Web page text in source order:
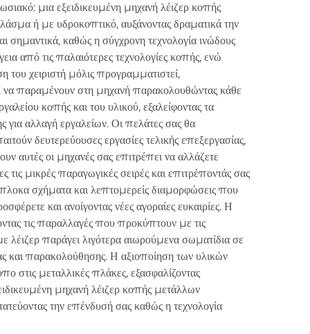
μια εξειδικευμένη μηχανή λέιζερ κοπής
ή με υδροκοπτικό, αυξάνοντας δραματικά την
σημαντικά, καθώς η σύγχρονη τεχνολογία ινώδους
από τις παλαιότερες τεχνολογίες κοπής, ενώ
χειριστή μόλις προγραμματιστεί,
να παραμένουν στη μηχανή παρακολουθώντας κάθε
κοπής και του υλικού, εξαλείφοντας τα
για αλλαγή εργαλείων. Οι πελάτες σας θα
δευτερεύουσες εργασίες τελικής επεξεργασίας,
αυτές οι μηχανές σας επιτρέπει να αλλάζετε
μικρές παραγωγικές σειρές και επιτρέποντάς σας
σχήματα και λεπτομερείς διαμορφώσεις που
και ανοίγοντας νέες αγοραίες ευκαιρίες. Η
τις παραλλαγές που προκύπτουν με τις
λέιζερ παράγει λιγότερα αιωρούμενα σωματίδια σε
και παρακολούθησης. Η αξιοποίηση των υλικών
στις μεταλλικές πλάκες, εξασφαλίζοντας
μηχανή λέιζερ κοπής μετάλλων
την επένδυσή σας καθώς η τεχνολογία